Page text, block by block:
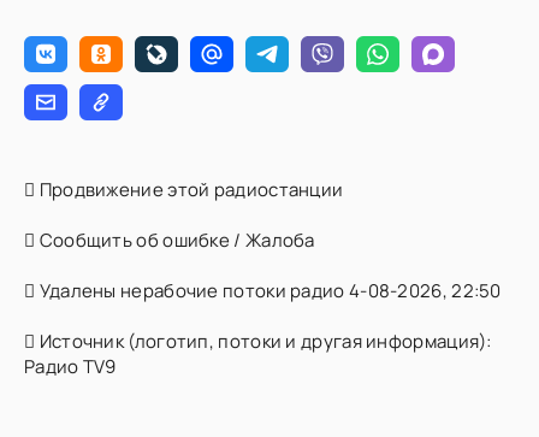
Продвижение этой радиостанции
Сообщить об ошибке / Жалоба
Удалены нерабочие потоки радио 4-08-2026, 22:50
Источник (логотип, потоки и другая информация):
Радио TV9